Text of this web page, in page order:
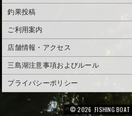
釣果投稿
ご利用案内
店舗情報・アクセス
三島湖注意事項およびルール
プライバシーポリシー
© 2026 FISHING BOAT